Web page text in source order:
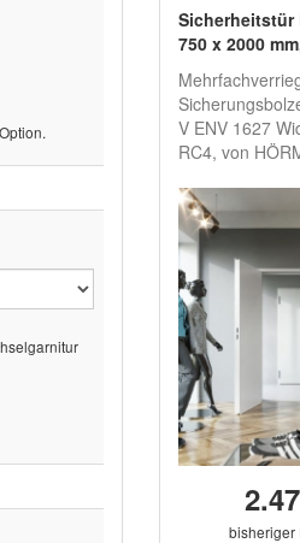
Sicherheitstür
750 x 2000
V ENV 1627
RC4, von